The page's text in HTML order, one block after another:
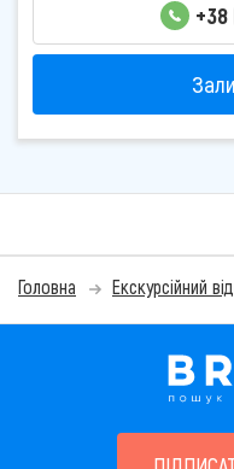
Головна Екскурсійний